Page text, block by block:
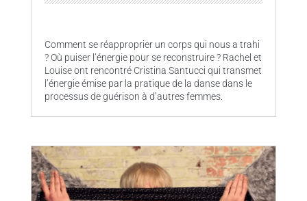
Comment se réapproprier un corps qui nous a trahi
? Où puiser l’énergie pour se reconstruire ? Rachel et
Louise ont rencontré Cristina Santucci qui transmet
l’énergie émise par la pratique de la danse dans le
processus de guérison à d’autres femmes.